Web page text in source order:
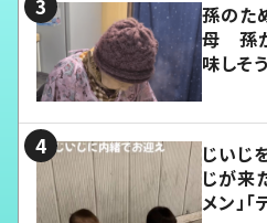
孫のた
母 孫
味しそ
じいじ
じが来
メン」